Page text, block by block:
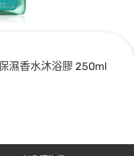
濕香水沐浴膠 250ml